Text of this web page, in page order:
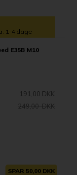
1-4 dage
E35B M10
191,00 DKK
249,00 DKK
SPAR 50,00 DKK